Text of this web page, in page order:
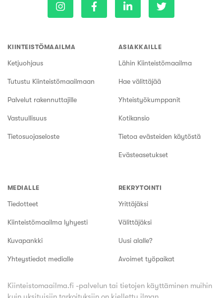
KIINTEISTÖMAAILMA
Ketjuohjaus
Tutustu Kiinteistömaailmaan
Palvelut rakennuttajille
Vastuullisuus
Tietosuojaseloste
ASIAKKAILLE
Lähin Kiinteistömaailma
Hae välittäjää
Yhteistyökumppanit
Kotikansio
Tietoa evästeiden käytöstä
Evästeasetukset
MEDIALLE
Tiedotteet
Kiinteistömaailma lyhyesti
Kuvapankki
Yhteystiedot medialle
REKRYTOINTI
Yrittäjäksi
Välittäjäksi
Uusi alalle?
Avoimet työpaikat
Kiinteistomaailma.fi -palvelun tai tietojen käyttäminen muihin